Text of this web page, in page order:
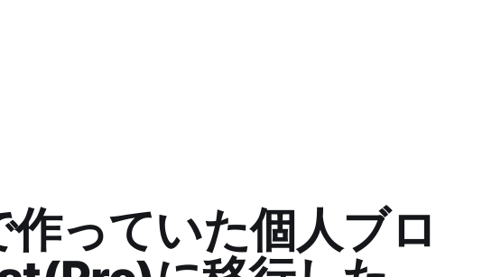
っていた個人ブロ